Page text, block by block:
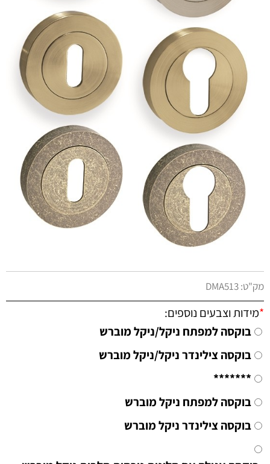
מק"ט:DMA513
*מידות וצבעים נוספים:
בוקסה למפתח ניקל/ניקל מוברש
בוקסה צילינדר ניקל/ניקל מוברש
*******
בוקסה למפתח ניקל מוברש
בוקסה צילינדר ניקל מוברש